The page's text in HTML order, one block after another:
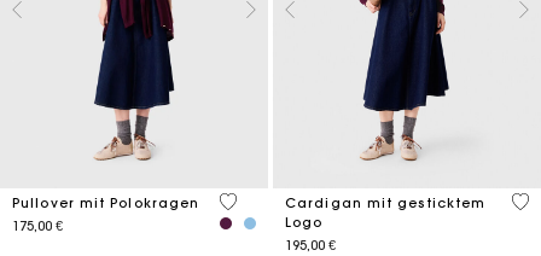
Pullover mit Polokragen
175,00 €
3,6 out of 5 Customer Rating
Cardigan mit gesticktem
Logo
195,00 €
5